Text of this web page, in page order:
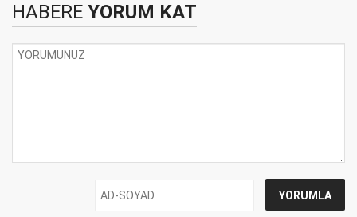
HABERE YORUM KAT